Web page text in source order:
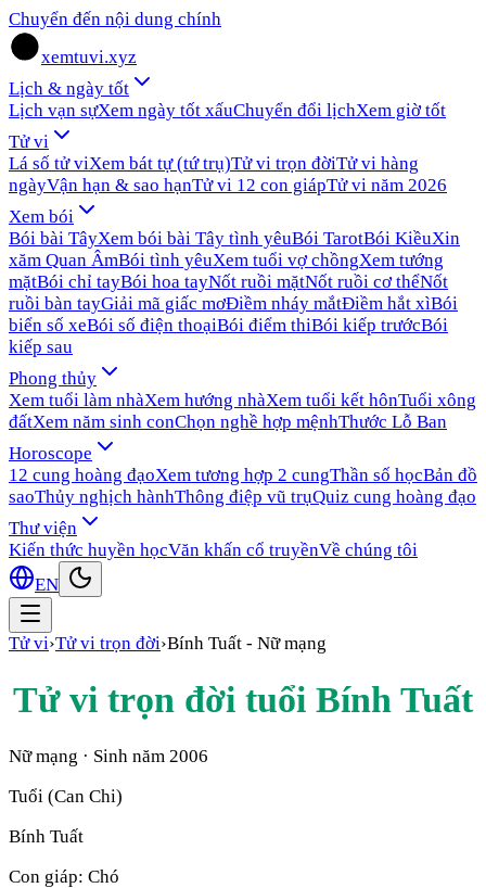
Chuyển đến nội dung chính
xemtuvi.xyz
Lịch & ngày tốt
Lịch vạn sựXem ngày tốt xấuChuyển đổi lịchXem giờ tốt
Tử vi
Lá số tử viXem bát tự (tứ trụ)Tử vi trọn đờiTử vi hàng
ngàyVận hạn & sao hạnTử vi 12 con giápTử vi năm 2026
Xem bói
Bói bài TâyXem bói bài Tây tình yêuBói TarotBói KiềuXin
xăm Quan ÂmBói tình yêuXem tuổi vợ chồngXem tướng
mặtBói chỉ tayBói hoa tayNốt ruồi mặtNốt ruồi cơ thểNốt
ruồi bàn tayGiải mã giấc mơĐiềm nháy mắtĐiềm hắt xìBói
biển số xeBói số điện thoạiBói điểm thiBói kiếp trướcBói
kiếp sau
Phong thủy
Xem tuổi làm nhàXem hướng nhàXem tuổi kết hônTuổi xông
đấtXem năm sinh conChọn nghề hợp mệnhThước Lỗ Ban
Horoscope
12 cung hoàng đạoXem tương hợp 2 cungThần số họcBản đồ
saoThủy nghịch hànhThông điệp vũ trụQuiz cung hoàng đạo
Thư viện
Kiến thức huyền họcVăn khấn cổ truyềnVề chúng tôi
EN
Tử vi›Tử vi trọn đời›Bính Tuất - Nữ mạng
Tử vi trọn đời tuổi Bính Tuất
Nữ mạng · Sinh năm 2006
Tuổi (Can Chi)
Bính Tuất
Con giáp: Chó